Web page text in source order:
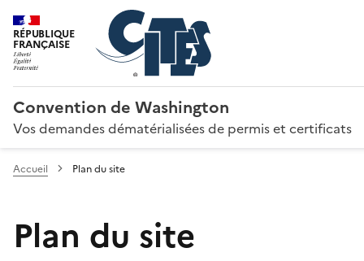
RÉPUBLIQUE
FRANÇAISE
Convention de Washington
Vos demandes dématérialisées de permis et certificats
Accueil Plan du site
Plan du site